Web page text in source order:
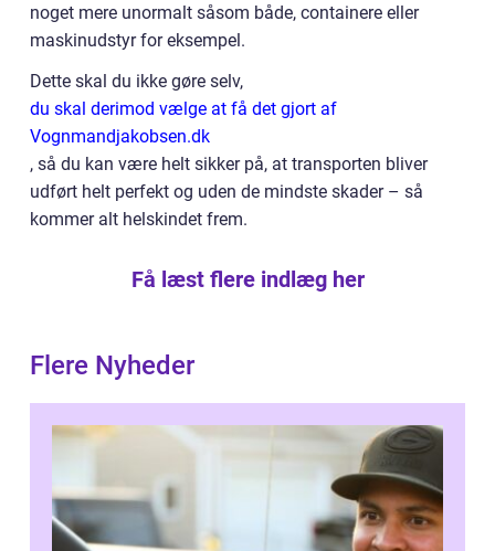
noget mere unormalt såsom både, containere eller
maskinudstyr for eksempel.
Dette skal du ikke gøre selv,
du skal derimod vælge at få det gjort af
Vognmandjakobsen.dk
, så du kan være helt sikker på, at transporten bliver
udført helt perfekt og uden de mindste skader – så
kommer alt helskindet frem.
Få læst flere indlæg her
Flere Nyheder